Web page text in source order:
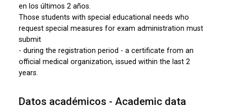
en los últimos 2 años.
Those students with special educational needs who
request special measures for exam administration must
submit
- during the registration period - a certificate from an
official medical organization, issued within the last 2
years.
Datos académicos - Academic data